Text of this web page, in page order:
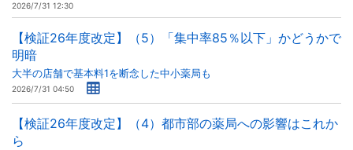
2026/7/31 12:30
【検証26年度改定】（5）「集中率85％以下」かどうかで
明暗
大半の店舗で基本料1を断念した中小薬局も
2026/7/31 04:50
【検証26年度改定】（4）都市部の薬局への影響はこれか
ら